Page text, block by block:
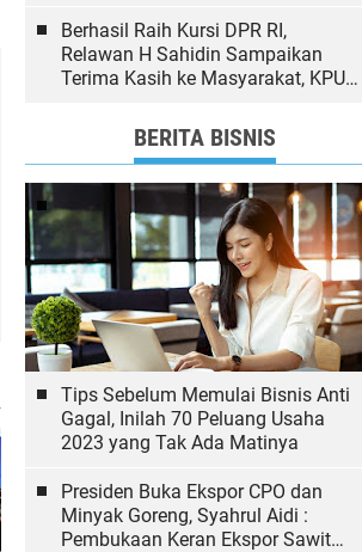
Berhasil Raih Kursi DPR RI,
Relawan H Sahidin Sampaikan
Terima Kasih ke Masyarakat, KPU
BERITA BISNIS
Tips Sebelum Memulai Bisnis Anti
Gagal, Inilah 70 Peluang Usaha
2023 yang Tak Ada Matinya
Presiden Buka Ekspor CPO dan
Minyak Goreng, Syahrul Aidi :
Pembukaan Keran Ekspor Sawit